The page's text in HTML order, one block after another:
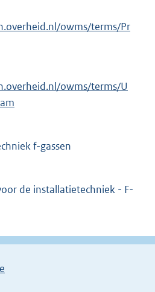
owms/terms/Pr
owms/terms/U
f-gassen
de installatietechniek - F-